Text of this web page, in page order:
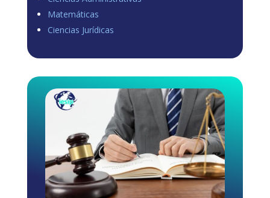
Load more
Matemáticas
Ciencias Jurídicas